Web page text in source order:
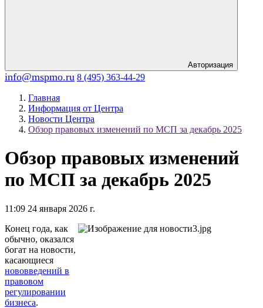
Авторизация
info@mspmo.ru 8 (495) 363-44-29
Главная
Информация от Центра
Новости Центра
Обзор правовых изменений по МСП за декабрь 2025
Обзор правовых изменений
по МСП за декабрь 2025
11:09 24 января 2026 г.
Конец года, как
обычно, оказался
богат на новости,
касающиеся
нововведений в
правовом
регулировании
бизнеса.